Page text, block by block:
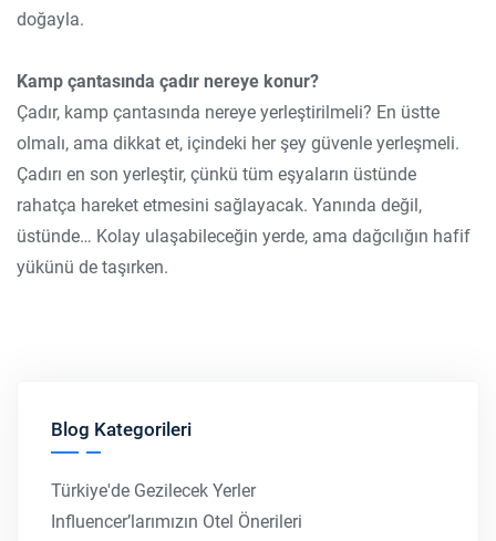
doğayla.
Kamp çantasında çadır nereye konur?
Çadır, kamp çantasında nereye yerleştirilmeli? En üstte
olmalı, ama dikkat et, içindeki her şey güvenle yerleşmeli.
Çadırı en son yerleştir, çünkü tüm eşyaların üstünde
rahatça hareket etmesini sağlayacak. Yanında değil,
üstünde… Kolay ulaşabileceğin yerde, ama dağcılığın hafif
yükünü de taşırken.
Blog Kategorileri
Türkiye'de Gezilecek Yerler
Influencer’larımızın Otel Önerileri